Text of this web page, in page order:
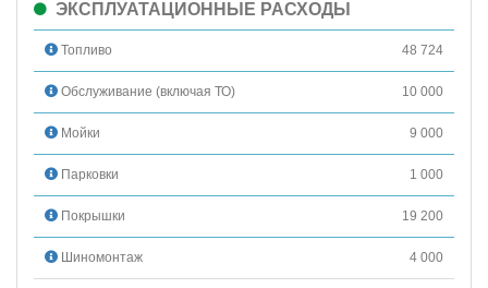
ЭКСПЛУАТАЦИОННЫЕ РАСХОДЫ
Топливо 48 724
Обслуживание (включая ТО) 10 000
Мойки 9 000
Парковки 1 000
Покрышки 19 200
Шиномонтаж 4 000